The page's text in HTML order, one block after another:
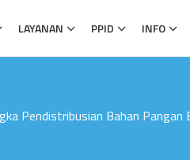
LAYANAN PPID INFO
Pendistribusian Bahan Pangan